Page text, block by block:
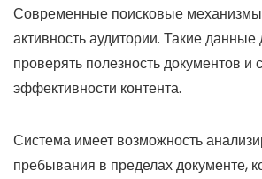
Современные поисковые
активность аудитории. Такие
проверять полезность документов и
эффективности контента.
Система имеет возможность
пребывания в пределах документе,